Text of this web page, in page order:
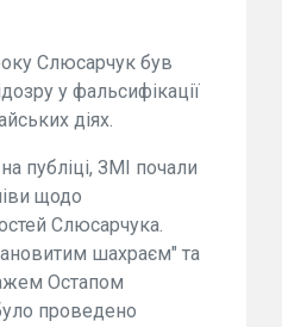
Слюсарчук був
у фальсифікації
діях.
публіці, ЗМІ почали
щодо
Слюсарчука.
шахраєм" та
Остапом
проведено